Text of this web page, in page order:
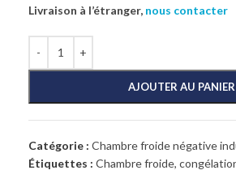
Livraison à l’étranger, nous contacter
AJOUTER AU PANIER
Catégorie : Chambre froide négative
Étiquettes : Chambre froide,